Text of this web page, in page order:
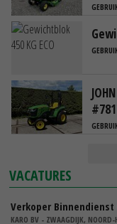
VACATURES
Verkoper
KARO BV - ZWAAGDIJK, NOORD-